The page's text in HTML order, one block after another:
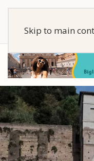
Skip to main